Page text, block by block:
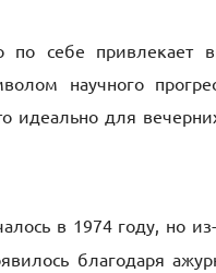
себе привлекает
научного
идеально для
в 1974 году, но
благодаря